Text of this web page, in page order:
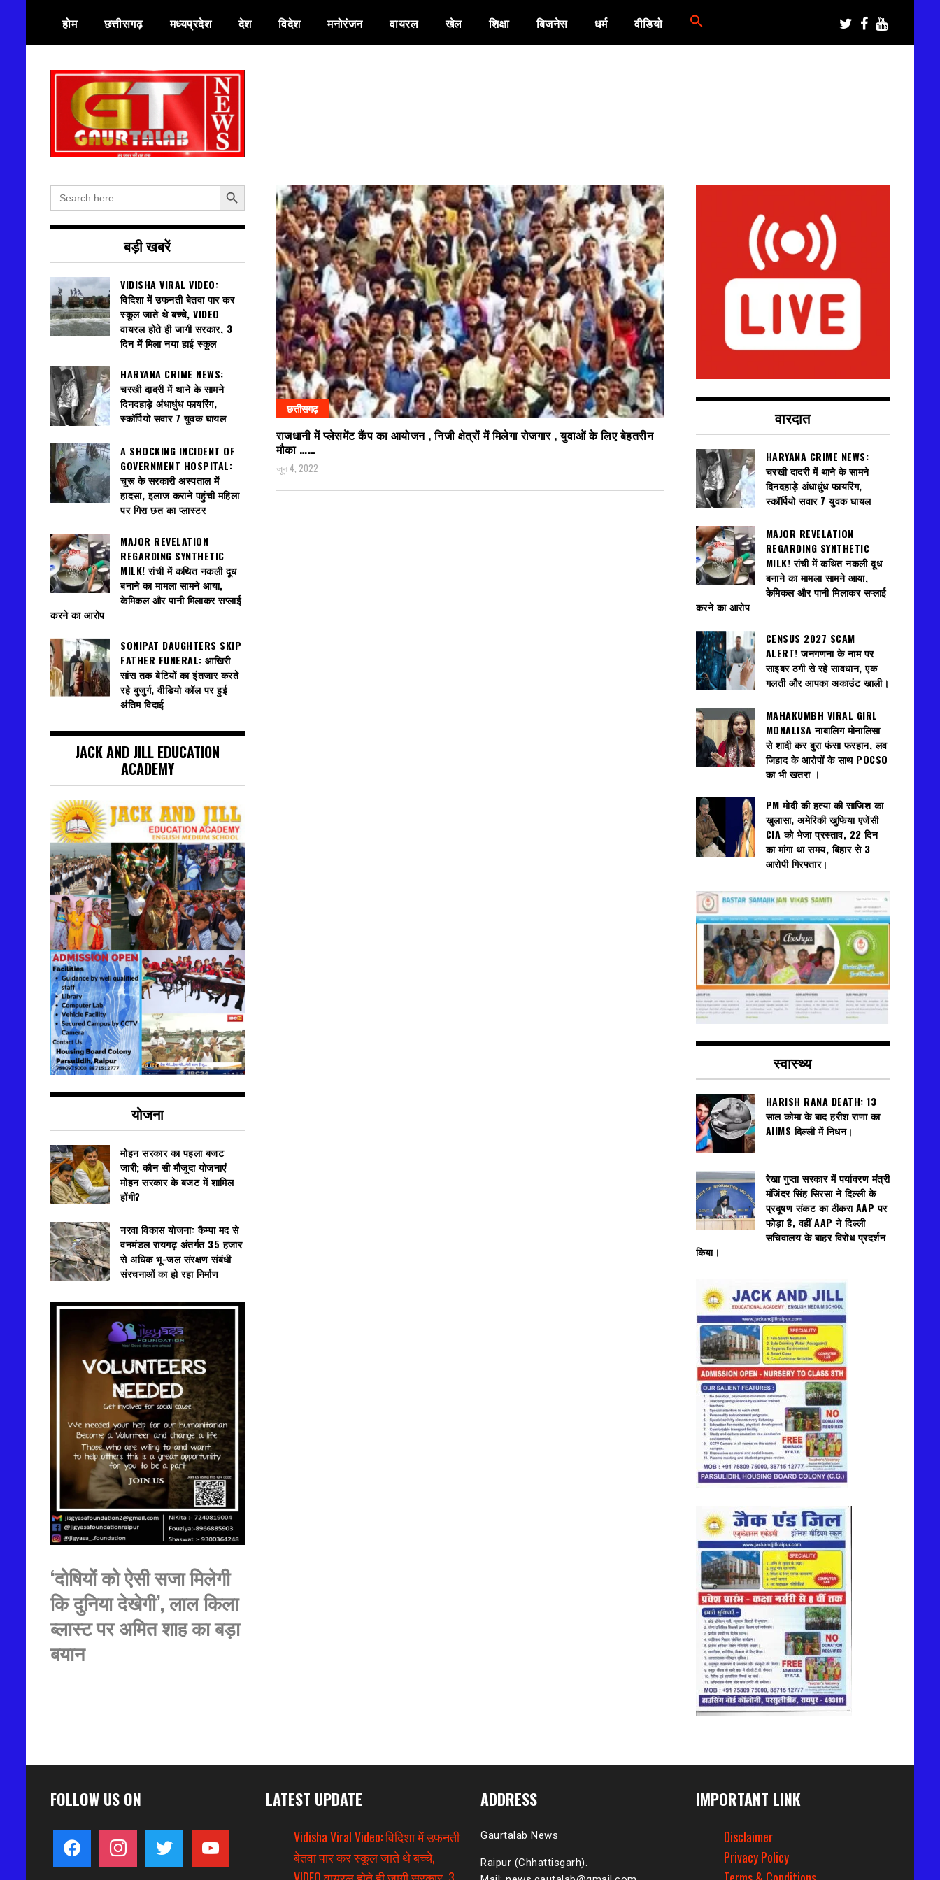
content
होम छत्तीसगढ़ मध्यप्रदेश देश विदेश मनोरंजन वायरल खेल शिक्षा बिजनेस धर्म वीडियो
गौरतलब न्यूज
छत्तीसगढ़
राजधानी में प्लेसमेंट कैंप का आयोजन , निजी क्षेत्रों में मिलेगा रोजगार , युवाओं के लिए बेहतरीन
मौका ……
जून 4, 2022
Search
for:
Search Button
बड़ी खबरें
VIDISHA VIRAL VIDEO:
विदिशा में उफनती बेतवा पार कर
स्कूल जाते थे बच्चे, VIDEO
वायरल होते ही जागी सरकार, 3
दिन में मिला नया हाई स्कूल
HARYANA CRIME NEWS:
चरखी दादरी में थाने के सामने
दिनदहाड़े अंधाधुंध फायरिंग,
स्कॉर्पियो सवार 7 युवक घायल
A SHOCKING INCIDENT OF
GOVERNMENT HOSPITAL:
चूरू के सरकारी अस्पताल में
हादसा, इलाज कराने पहुंची महिला
पर गिरा छत का प्लास्टर
MAJOR REVELATION
REGARDING SYNTHETIC
MILK! रांची में कथित नकली दूध
बनाने का मामला सामने आया,
केमिकल और पानी मिलाकर सप्लाई
करने का आरोप
SONIPAT DAUGHTERS SKIP
FATHER FUNERAL: आखिरी
सांस तक बेटियों का इंतजार करते
रहे बुजुर्ग, वीडियो कॉल पर हुई
अंतिम विदाई
JACK AND JILL EDUCATION
ACADEMY
योजना
मोहन सरकार का पहला बजट
जारी; कौन सी मौजूदा योजनाएं
मोहन सरकार के बजट में शामिल
होंगी?
नरवा विकास योजना: कैम्पा मद से
वनमंडल रायगढ़ अंतर्गत 35 हजार
से अधिक भू-जल संरक्षण संबंधी
संरचनाओं का हो रहा निर्माण
‘दोषियों को ऐसी सजा मिलेगी
कि दुनिया देखेगी’, लाल किला
ब्लास्ट पर अमित शाह का बड़ा
बयान
वारदात
HARYANA CRIME NEWS:
चरखी दादरी में थाने के सामने
दिनदहाड़े अंधाधुंध फायरिंग,
स्कॉर्पियो सवार 7 युवक घायल
MAJOR REVELATION
REGARDING SYNTHETIC
MILK! रांची में कथित नकली दूध
बनाने का मामला सामने आया,
केमिकल और पानी मिलाकर सप्लाई
करने का आरोप
CENSUS 2027 SCAM
ALERT! जनगणना के नाम पर
साइबर ठगी से रहे सावधान, एक
गलती और आपका अकाउंट खाली।
MAHAKUMBH VIRAL GIRL
MONALISA नाबालिग मोनालिसा
से शादी कर बुरा फंसा फरहान, लव
जिहाद के आरोपों के साथ POCSO
का भी खतरा ।
PM मोदी की हत्या की साजिश का
खुलासा, अमेरिकी खुफिया एजेंसी
CIA को भेजा प्रस्ताव, 22 दिन
का मांगा था समय, बिहार से 3
आरोपी गिरफ्तार।
स्वास्थ्य
HARISH RANA DEATH: 13
साल कोमा के बाद हरीश राणा का
AIIMS दिल्ली में निधन।
रेखा गुप्ता सरकार में पर्यावरण मंत्री
मंजिंदर सिंह सिरसा ने दिल्ली के
प्रदूषण संकट का ठीकरा AAP पर
फोड़ा है, वहीं AAP ने दिल्ली
सचिवालय के बाहर विरोध प्रदर्शन
किया।
FOLLOW US ON
facebook instagram twitter youtube
LATEST UPDATE
Vidisha Viral Video: विदिशा में उफनती
बेतवा पार कर स्कूल जाते थे बच्चे,
ADDRESS
Gaurtalab News
Raipur (Chhattisgarh).
IMPORTANT LINK
Disclaimer
Privacy Policy